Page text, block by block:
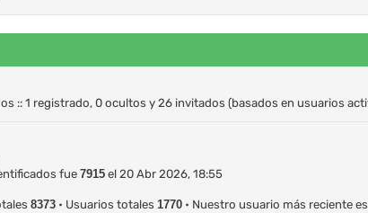
:: 1 registrado, 0 ocultos y 26 invitados (basados en usuarios
fue 7915 el 20 Abr 2026, 18:55
8373 • Usuarios totales 1770 • Nuestro usuario más reciente es